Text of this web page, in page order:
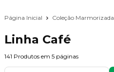
Página Inicial Coleção Marmorizada
Linha Café
141 Produtos em 5 páginas